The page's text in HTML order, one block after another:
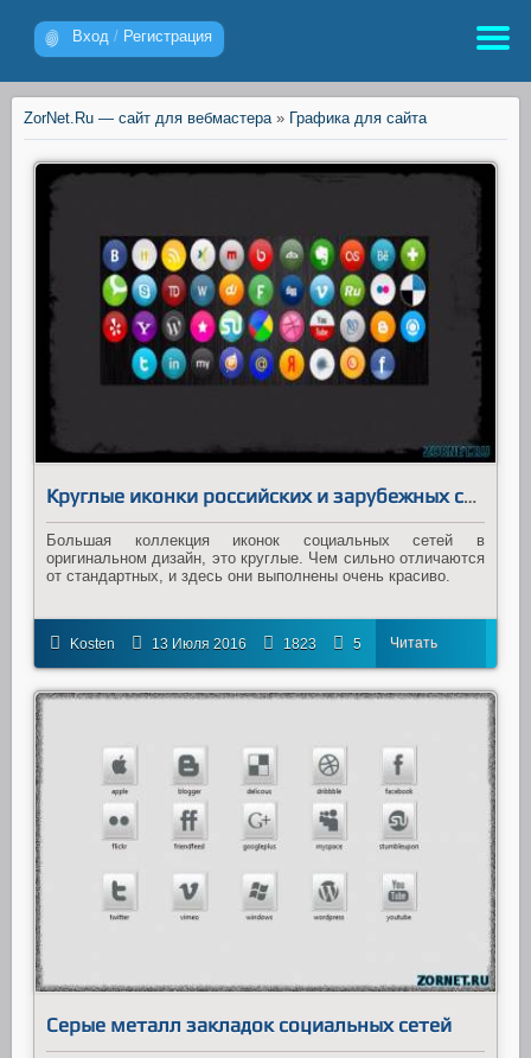
Вход / Регистрация
ZorNet.Ru — сайт для вебмастера » Графика для сайта
Круглые иконки российских и зарубежных сетей
Большая коллекция иконок социальных сетей в
оригинальном дизайн, это круглые. Чем сильно отличаются
от стандартных, и здесь они выполнены очень красиво.
Kosten 13 Июля 2016 1823 5 Читать
далее
Серые металл закладок социальных сетей